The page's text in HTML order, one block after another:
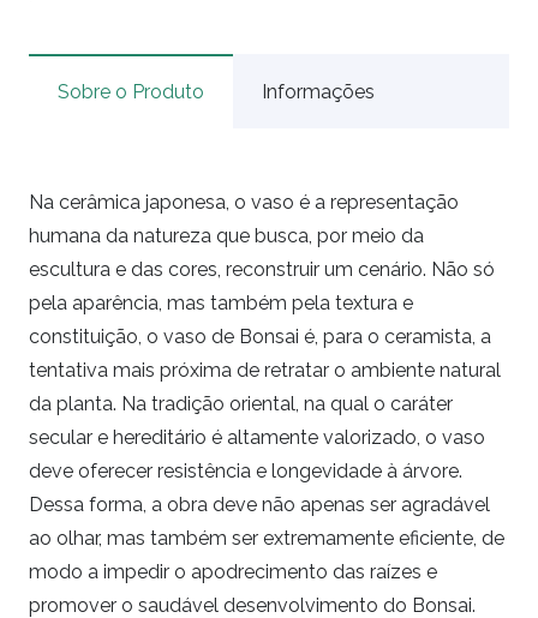
Sobre o Produto Informações
Na cerâmica japonesa, o vaso é a representação
humana da natureza que busca, por meio da
escultura e das cores, reconstruir um cenário. Não só
pela aparência, mas também pela textura e
constituição, o vaso de Bonsai é, para o ceramista, a
tentativa mais próxima de retratar o ambiente natural
da planta. Na tradição oriental, na qual o caráter
secular e hereditário é altamente valorizado, o vaso
deve oferecer resistência e longevidade à árvore.
Dessa forma, a obra deve não apenas ser agradável
ao olhar, mas também ser extremamente eficiente, de
modo a impedir o apodrecimento das raízes e
promover o saudável desenvolvimento do Bonsai.